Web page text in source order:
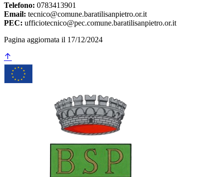
Telefono: 0783413901
Email: tecnico@comune.baratilisanpietro.or.it
PEC: ufficiotecnico@pec.comune.baratilisanpietro.or.it
Pagina aggiornata il 17/12/2024